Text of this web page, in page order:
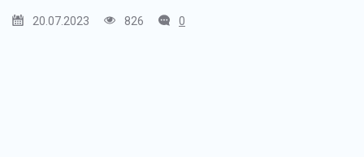
20.07.2023 826 0